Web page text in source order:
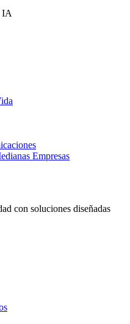
IA
Empresas
con soluciones diseñadas